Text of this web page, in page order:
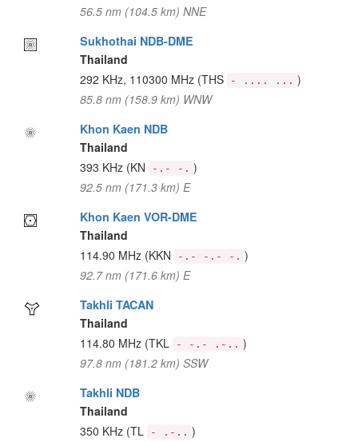
56.5 nm (104.5 km) NNE
Sukhothai NDB-DME
Thailand
292 KHz, 110300 MHz (THS - .... ... )
85.8 nm (158.9 km) WNW
Khon Kaen NDB
Thailand
393 KHz (KN -.- -. )
92.5 nm (171.3 km) E
Khon Kaen VOR-DME
Thailand
114.90 MHz (KKN -.- -.- -. )
92.7 nm (171.6 km) E
Takhli TACAN
Thailand
114.80 MHz (TKL - -.- .-.. )
97.8 nm (181.2 km) SSW
Takhli NDB
Thailand
350 KHz (TL - .-.. )